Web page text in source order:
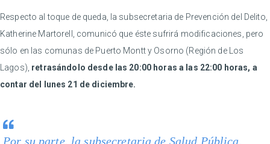
Respecto al toque de queda, la subsecretaria de Prevención del Delito,
Katherine Martorell, comunicó que éste sufrirá modificaciones, pero
sólo en las comunas de Puerto Montt y Osorno (Región de Los
Lagos), retrasándolo desde las 20:00 horas a las 22:00 horas, a
contar del lunes 21 de diciembre.
Por su parte, la subsecretaria de Salud Pública,